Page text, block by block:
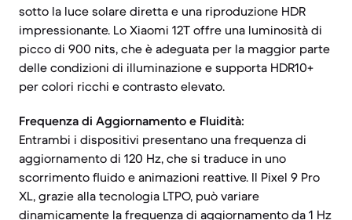
sotto la luce solare diretta e una riproduzione HDR
impressionante. Lo Xiaomi 12T offre una luminosità di
picco di 900 nits, che è adeguata per la maggior parte
delle condizioni di illuminazione e supporta HDR10+
per colori ricchi e contrasto elevato.
Frequenza di Aggiornamento e Fluidità:
Entrambi i dispositivi presentano una frequenza di
aggiornamento di 120 Hz, che si traduce in uno
scorrimento fluido e animazioni reattive. Il Pixel 9 Pro
XL, grazie alla tecnologia LTPO, può variare
dinamicamente la frequenza di aggiornamento da 1 Hz